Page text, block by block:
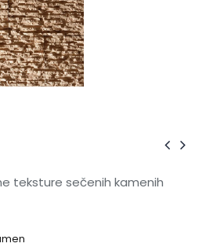
teksture sečenih kamenih